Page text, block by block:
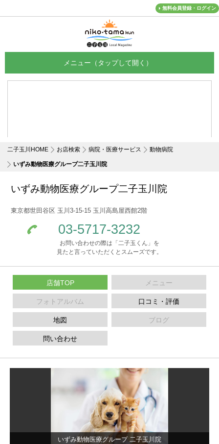
無料会員登録・ログイン
二子玉川HOME お店検索 病院・医療サービス 動物病院
いずみ動物医療グループ二子玉川院
いずみ動物医療グループ二子玉川院
東京都世田谷区 玉川3-15-15 玉川高島屋西館2階
03-5717-3232
お問い合わせの際は「二子玉くん」を
見たと言っていただくとスムーズです。
店舗TOP メニュー
フォトアルバム 口コミ・評価
地図 ブログ
問い合わせ
いずみ動物医療グループ 二子玉川院
メニュー